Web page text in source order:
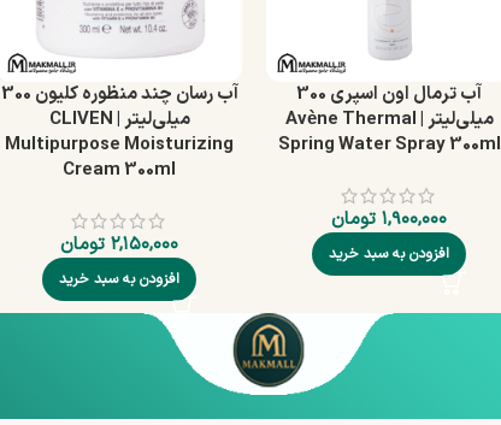
آب ترمال اون اسپری 300
میلی‌لیتر | Avène Thermal
Spring Water Spray 300ml
۱,۹۰۰,۰۰۰ تومان
افزودن به سبد خرید
آب رسان چند منظوره کلیون 300
میلی‌لیتر | CLIVEN
Multipurpose Moisturizing
Cream 300ml
۲,۱۵۰,۰۰۰ تومان
افزودن به سبد خرید